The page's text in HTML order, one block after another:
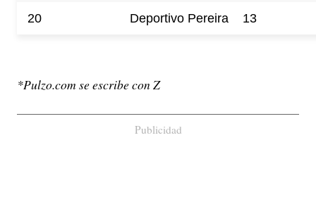
20 Deportivo Pereira 13
*Pulzo.com se escribe con Z
Publicidad